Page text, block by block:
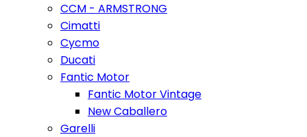
CCM - ARMSTRONG
Cimatti
Cycmo
Ducati
Fantic Motor
Fantic Motor Vintage
New Caballero
Garelli